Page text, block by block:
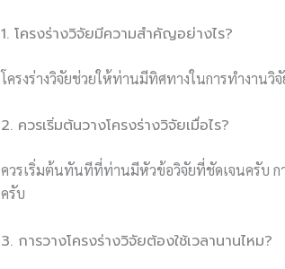
1. โครงร่างวิจัยมีความสำคัญอย่างไร?
โครงร่างวิจัยช่วยให้ท่านมีทิศทางในการทำงาน
2. ควรเริ่มต้นวางโครงร่างวิจัยเมื่อไร?
ควรเริ่มต้นทันทีที่ท่านมีหัวข้อวิจัยที่ชัดเจนครับ กา
ครับ
3. การวางโครงร่างวิจัยต้องใช้เวลานานไหม?